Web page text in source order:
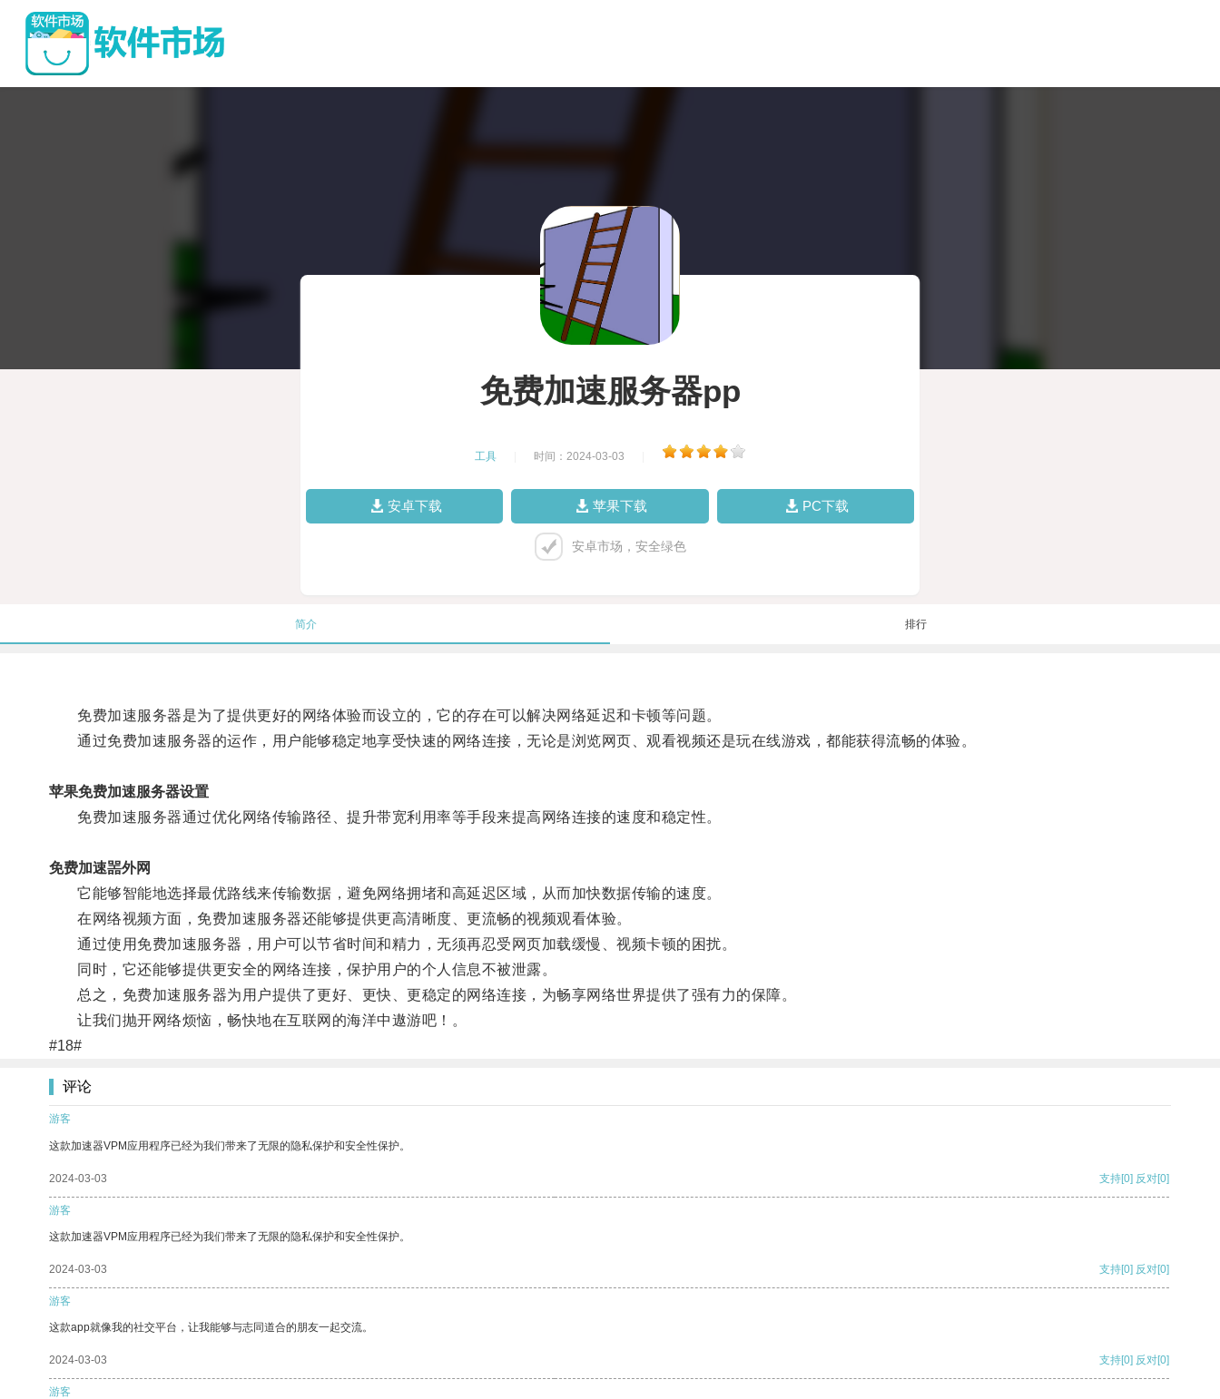
免费加速服务器pp
工具 时间：2024-03-03
安卓下载 苹果下载 PC下载
安卓市场，安全绿色
简介 排行
免费加速服务器是为了提供更好的网络体验而设立的，它的存在可以解决网络延迟和卡顿等问题。
通过免费加速服务器的运作，用户能够稳定地享受快速的网络连接，无论是浏览网页、观看视频还是玩在线游戏，都能获得流畅的体验。
苹果免费加速服务器设置
免费加速服务器通过优化网络传输路径、提升带宽利用率等手段来提高网络连接的速度和稳定性。
免费加速噐外网
它能够智能地选择最优路线来传输数据，避免网络拥堵和高延迟区域，从而加快数据传输的速度。
在网络视频方面，免费加速服务器还能够提供更高清晰度、更流畅的视频观看体验。
通过使用免费加速服务器，用户可以节省时间和精力，无须再忍受网页加载缓慢、视频卡顿的困扰。
同时，它还能够提供更安全的网络连接，保护用户的个人信息不被泄露。
总之，免费加速服务器为用户提供了更好、更快、更稳定的网络连接，为畅享网络世界提供了强有力的保障。
让我们抛开网络烦恼，畅快地在互联网的海洋中遨游吧！。
#18#
评论
游客
这款加速器VPM应用程序已经为我们带来了无限的隐私保护和安全性保护。
2024-03-03 支持[0] 反对[0]
游客
这款加速器VPM应用程序已经为我们带来了无限的隐私保护和安全性保护。
2024-03-03 支持[0] 反对[0]
游客
这款app就像我的社交平台，让我能够与志同道合的朋友一起交流。
2024-03-03 支持[0] 反对[0]
游客